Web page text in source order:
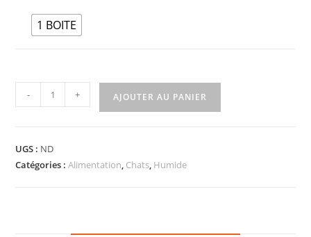
1 BOITE
- + AJOUTER AU PANIER
UGS : ND
Catégories :Alimentation, Chats, Humide